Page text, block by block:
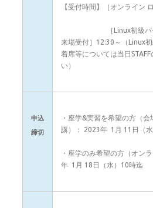
【受付時間】［オンライン
［Linux初級パート
来場受付］12:30～（Linux
着席等については当日
い
申込
締切
・座学&実習を希望の方（
講）： 2023年 1月 11日（
・座学のみ希望の方（オン
年 1月 18日（水）10時迄